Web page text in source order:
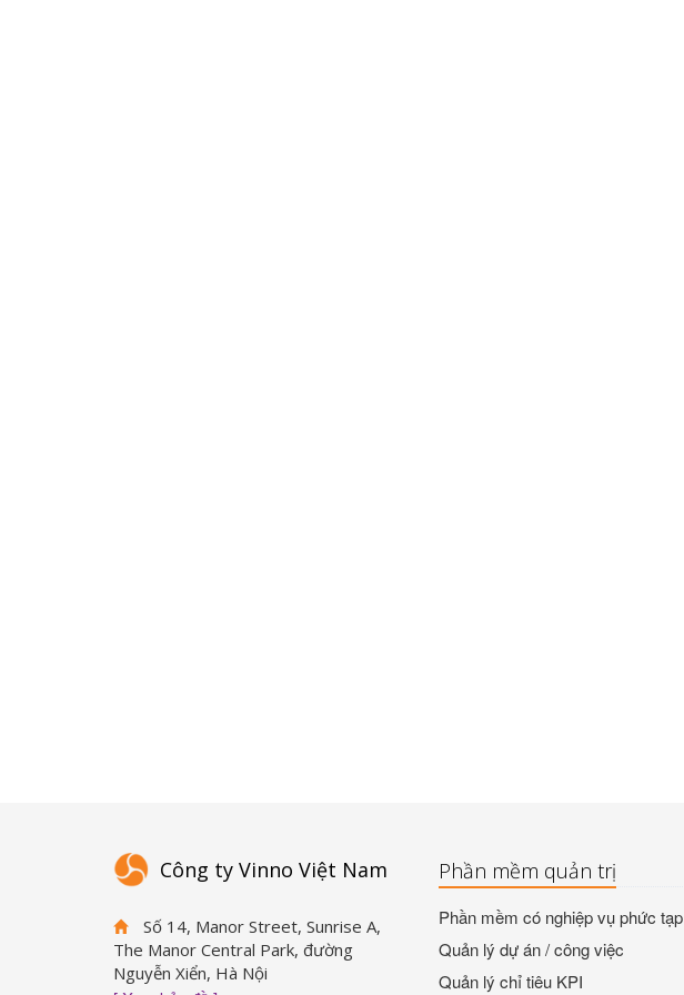
Công ty Vinno Việt Nam
Số 14, Manor Street, Sunrise A,
The Manor Central Park, đường
Nguyễn Xiển, Hà Nội
Phần mềm quản trị
Phần mềm có nghiệp vụ phức tạp
Quản lý dự án / công việc
Quản lý chỉ tiêu KPI